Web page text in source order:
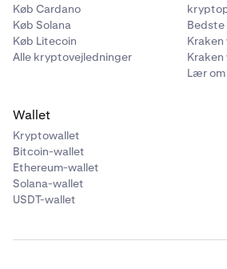
- Kontroller, at alle oplysninger
marker afkrydsningsfeltetYes,
er korrekt). Klik derefter på
- Vælg knappen
- Bekræft den konto, du betaler
- Bekræft afsendelsesdatoen.
Efter at have opsat og sendt
Køb Cardano
Køb Solana
Køb Litecoin
Alle kryptovejledninger
Kraken
Kraken
Lær
Wallet
Kryptowallet
Bitcoin-wallet
Ethereum-wallet
Solana-wallet
USDT-wallet